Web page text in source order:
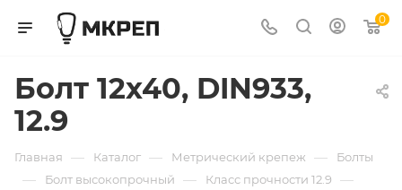
0
Болт 12х40, DIN933,
12.9
Главная — Каталог — Метрический крепеж — Болты
— Болт высокопрочный — Класс прочности 12.9 —